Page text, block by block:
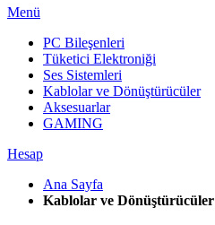
Menü
PC Bileşenleri
Tüketici Elektroniği
Ses Sistemleri
Kablolar ve Dönüştürücüler
Aksesuarlar
GAMING
Hesap
Ana Sayfa
Kablolar ve Dönüştürücüler